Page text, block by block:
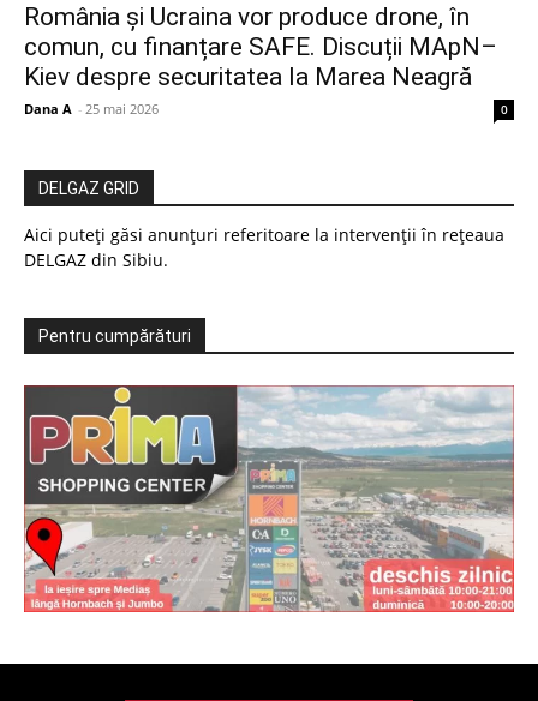
România și Ucraina vor produce drone, în
comun, cu finanțare SAFE. Discuții MApN–
Kiev despre securitatea la Marea Neagră
Dana A - 25 mai 2026 0
DELGAZ GRID
Aici puteți găsi anunțuri referitoare la intervenții în rețeaua
DELGAZ din Sibiu.
Pentru cumpărături